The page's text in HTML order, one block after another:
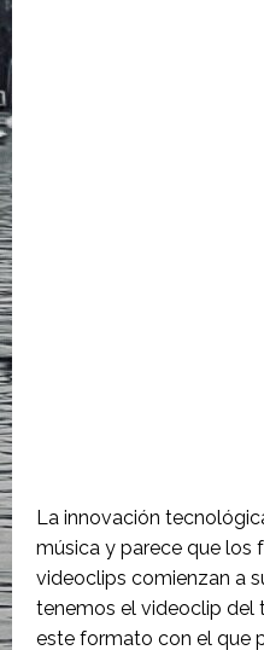
La innovación
música y parece que los
videoclips comienzan a
tenemos el videoclip del
este formato con el que